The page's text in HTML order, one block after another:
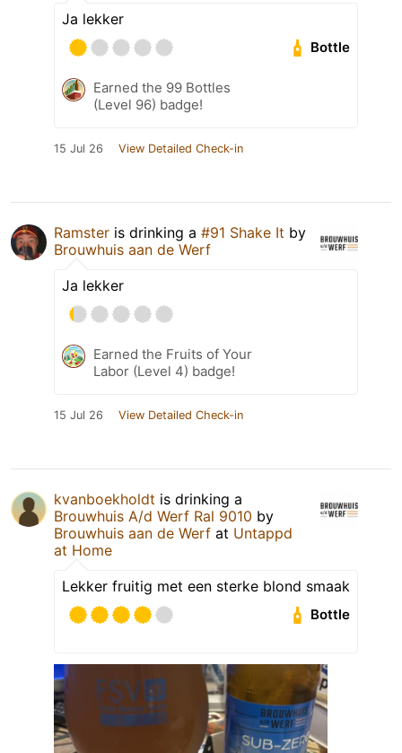
Ja lekker
Bottle
Earned the 99 Bottles
(Level 96) badge!
15 Jul 26 View Detailed Check-in
Ramster is drinking a #91 Shake It by
Brouwhuis aan de Werf
Ja lekker
Earned the Fruits of Your
Labor (Level 4) badge!
15 Jul 26 View Detailed Check-in
kvanboekholdt is drinking a
Brouwhuis A/d Werf Ral 9010 by
Brouwhuis aan de Werf at Untappd
at Home
Lekker fruitig met een sterke blond smaak
Bottle